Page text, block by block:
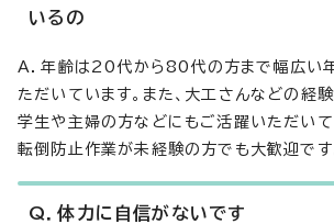
いるの
A．年齢は20代から80代の方まで幅広い
ただいています。また、大工さんなどの経
学生や主婦の方などにもご活躍いただいて
転倒防止作業が未経験の方でも大歓迎です
Q．体力に自信がないです